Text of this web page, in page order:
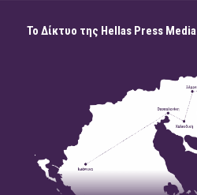
Το Δίκτυο της Hellas Press Media